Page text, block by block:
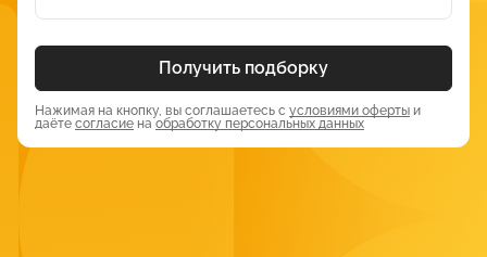
улучшению общей атмосферы в команде или среди
Современные вызовы и перспективы
развития
Технологические инновации:
Получить подборку
Нажимая на кнопку, вы соглашаетесь с условиями оферты и
даёте согласие наобработку персональных данных